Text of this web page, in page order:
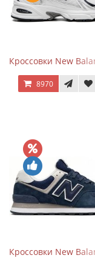
Кроссовки New
8970
Кроссовки New